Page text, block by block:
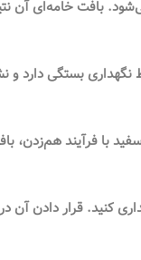
بافت خامه‌ای آن
بستگی دارد
فرآیند هم‌زدن،
کنید. قرار دادن